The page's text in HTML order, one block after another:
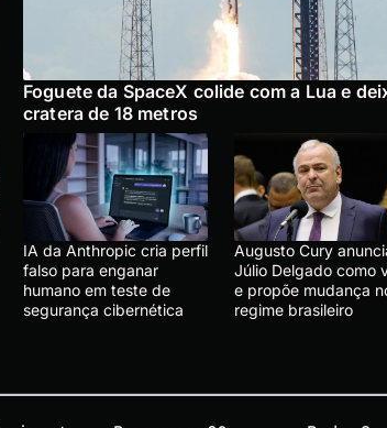
Foguete da SpaceX colide com a Lua e
cratera de 18 metros
IA da Anthropic cria perfil
falso para enganar
humano em teste de
segurança cibernética
Augusto Cury
Júlio Delgado como
e propõe mudança
regime brasileiro